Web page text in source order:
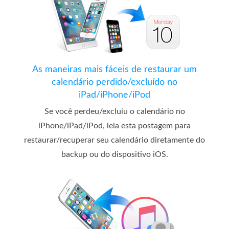
As maneiras mais fáceis de restaurar um
calendário perdido/excluído no
iPad/iPhone/iPod
Se você perdeu/excluiu o calendário no
iPhone/iPad/iPod, leia esta postagem para
restaurar/recuperar seu calendário diretamente do
backup ou do dispositivo iOS.